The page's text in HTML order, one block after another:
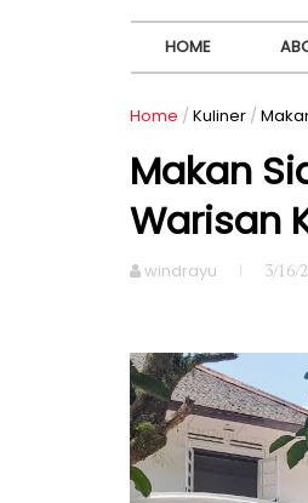
HOME
Home / Kuliner /
Makan
Warisan
windrayu 3/16/